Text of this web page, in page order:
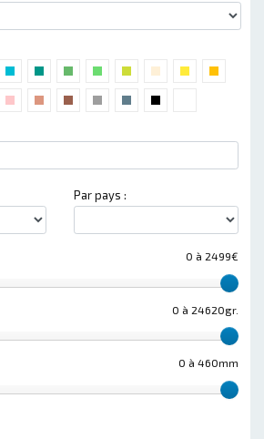
Par pays :
0 à 2499€
0 à 24620gr.
0 à 460mm